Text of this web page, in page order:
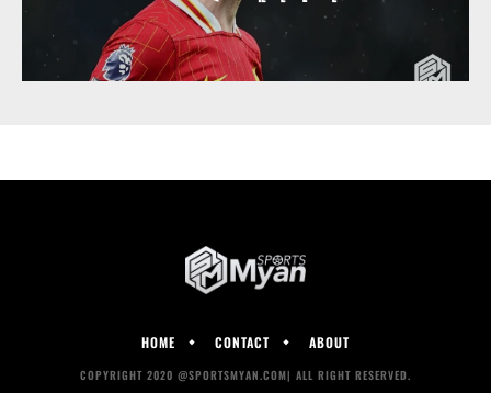
HOME CONTACT ABOUT
COPYRIGHT 2020 @SPORTSMYAN.COM| ALL RIGHT RESERVED.